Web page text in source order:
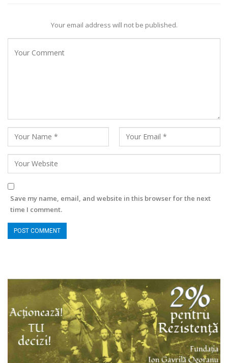
Your email address will not be published.
Save my name, email, and website in this browser for the next
time I comment.